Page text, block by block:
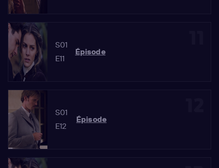
S01
E11
Épisode
S01
E12
Épisode